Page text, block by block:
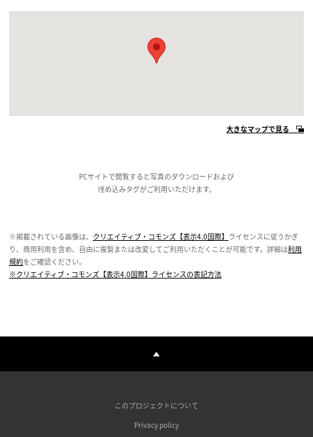
大きなマップで見る
PCサイトで閲覧すると写真のダウンロードおよび
埋め込みタグがご利用いただけます。
※掲載されている画像は、 クリエイティブ・コモンズ【表示4.0国際】 ライセンスに従うかぎ
り、商用利用を含め、自由に複製または改変してご利用いただくことが可能です。詳細は利用
規約をご確認ください。
※クリエイティブ・コモンズ【表示4.0国際】ライセンスの表記方法
このプロジェクトについて
Privacy policy